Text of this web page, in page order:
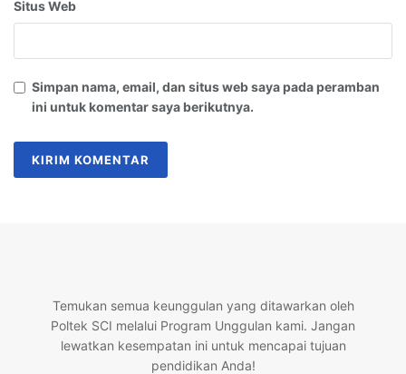
Situs Web
Simpan nama, email, dan situs web saya pada peramban
ini untuk komentar saya berikutnya.
Temukan semua keunggulan yang ditawarkan oleh
Poltek SCI melalui Program Unggulan kami. Jangan
lewatkan kesempatan ini untuk mencapai tujuan
pendidikan Anda!